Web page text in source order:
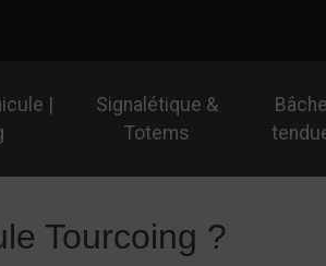
|
Signalétique &
Totems
Tourcoing ?